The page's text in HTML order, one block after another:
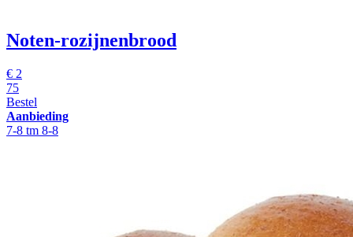
Noten-rozijnenbrood
€ 2
75
Bestel
Aanbieding
7-8 tm 8-8